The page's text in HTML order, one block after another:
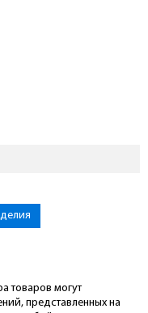
товаров могут
представленных на